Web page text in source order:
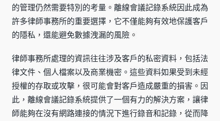
的管理仍然需要特別的考量。離線會議記錄系統因此成為
許多律師事務所的重要選擇，它不僅能夠有效地保護客戶
的隱私，還能避免數據洩漏的風險。
律師事務所處理的資訊往往涉及客戶的私密資料，包括法
律文件、個人檔案以及商業機密。這些資料如果受到未經
授權的存取或攻擊，很可能會對客戶造成嚴重的損害。因
此，離線會議記錄系統提供了一個有力的解決方案，讓律
師能夠在沒有網路連接的情況下進行錄音和記錄，從而降